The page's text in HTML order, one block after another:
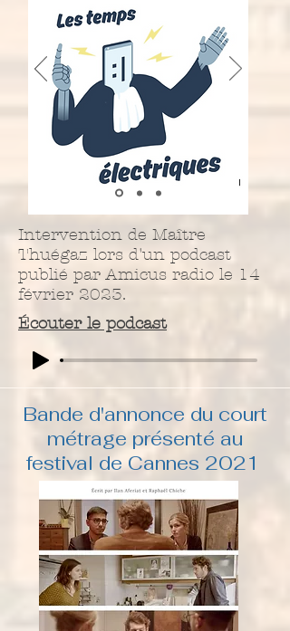
Intervention de Maître
Thuégaz lors d'un podcast
publié par Amicus radio le 14
février 2023.
​Écouter le podcast
Bande d'annonce du court
métrage présenté au
festival de Cannes 2021